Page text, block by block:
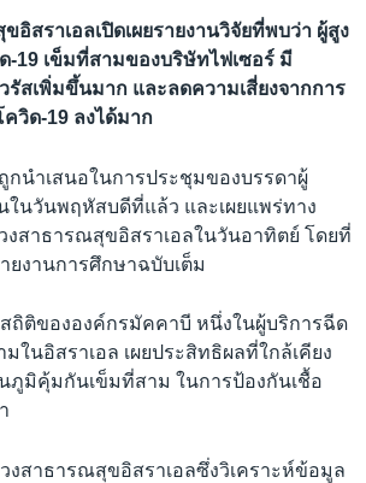
อิสราเอลเปิดเผยรายงานวิจัยที่พบว่า ผู้สูง
19 เข็มที่สามของบริษัทไฟเซอร์ มี
สเพิ่มขึ้นมาก และลดความเสี่ยงจากการ
ควิด-19 ลงได้มาก
กนำเสนอในการประชุมของบรรดาผู้
นวันพฤหัสบดีที่แล้ว และเผยแพร่ทาง
งสาธารณสุขอิสราเอลในวันอาทิตย์ โดยที่
ยงานการศึกษาฉบับเต็ม
ถิติขององค์กรมัคคาบี หนึ่งในผู้บริการฉีด
ในอิสราเอล เผยประสิทธิผลที่ใกล้เคียง
ภูมิคุ้มกันเข็มที่สาม ในการป้องกันเชื้อ
งสาธารณสุขอิสราเอลซึ่งวิเคราะห์ข้อมูล